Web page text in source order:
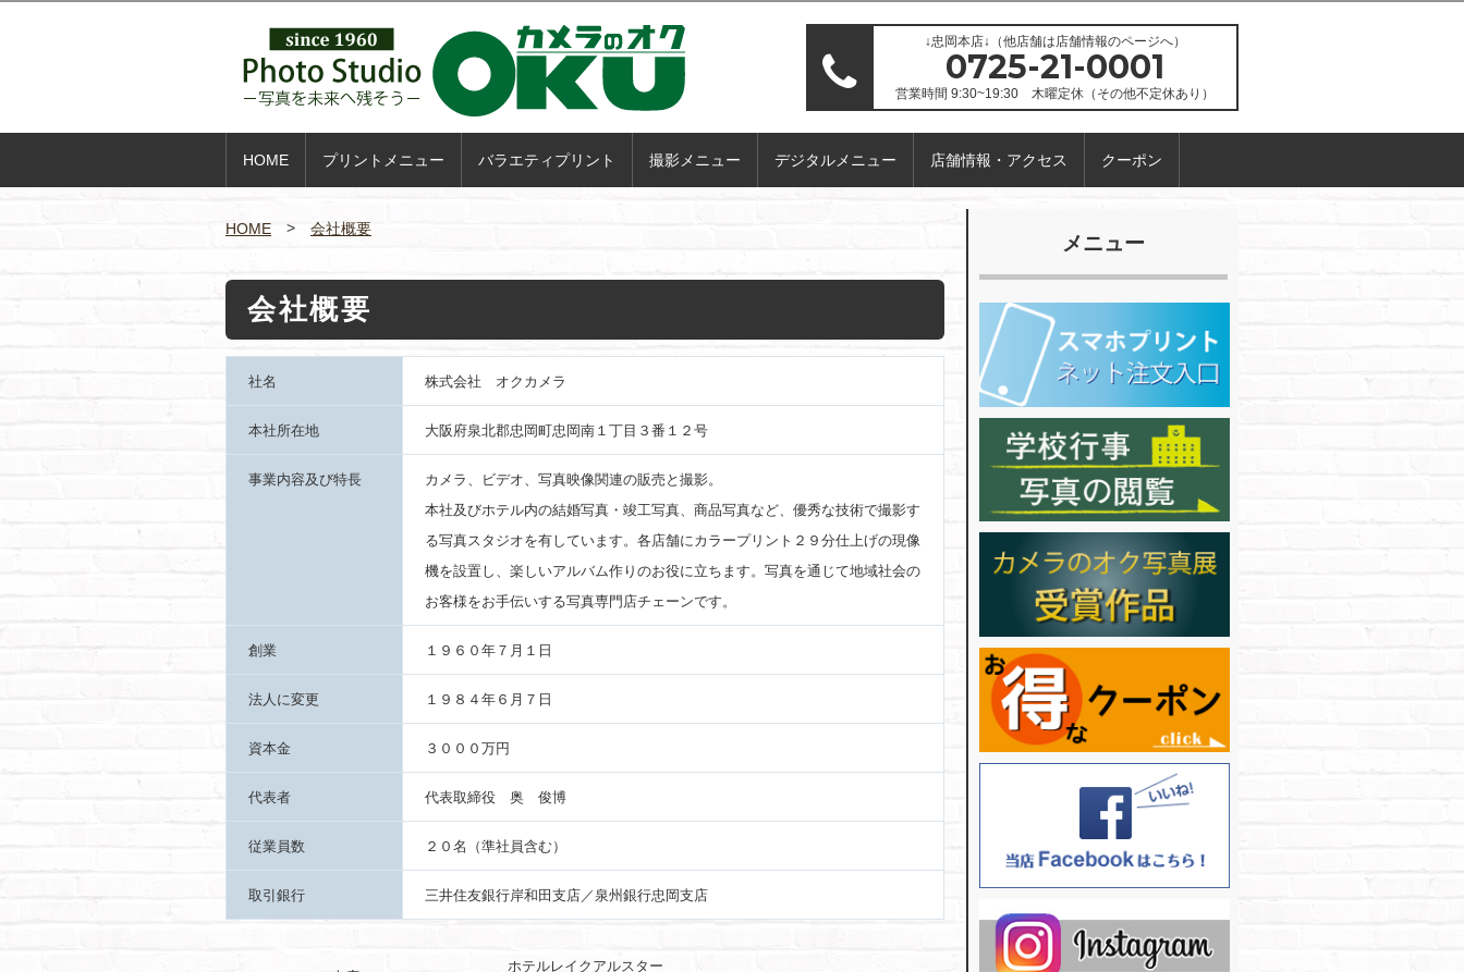
↓忠岡本店↓（他店舗は店舗情報のページへ）
0725-21-0001
営業時間 9:30~19:30 木曜定休（その他不定休あり）
HOME プリントメニュー バラエティプリント 撮影メニュー デジタルメニュー 店舗情報・アクセス クーポン
HOME 会社概要
会社概要
社名 株式会社 オクカメラ
本社所在地 大阪府泉北郡忠岡町忠岡南１丁目３番１２号
事業内容及び特長
カメラ、ビデオ、写真映像関連の販売と撮影。
本社及びホテル内の結婚写真・竣工写真、商品写真など、優秀な技術で撮影す
る写真スタジオを有しています。各店舗にカラープリント２９分仕上げの現像
機を設置し、楽しいアルバム作りのお役に立ちます。写真を通じて地域社会の
お客様をお手伝いする写真専門店チェーンです。
創業 １９６０年７月１日
法人に変更 １９８４年６月７日
資本金 ３０００万円
代表者 代表取締役 奥 俊博
従業員数 ２０名（準社員含む）
取引銀行 三井住友銀行岸和田支店／泉州銀行忠岡支店
ホテルレイクアルスター
メニュー